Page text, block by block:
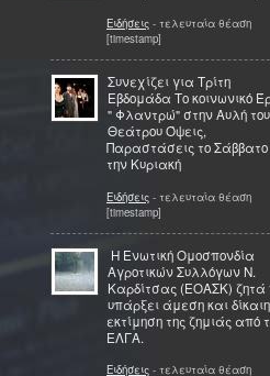
Ειδήσεις - τελευταία θέαση
[timestamp]
Συνεχίζει για Tρίτη
Eβδομάδα Το κοινωνικό
" Φλαντρώ" στην Αυλή του
Θεάτρου Όψεις,
Παραστάσεις το Σάββατο
την Κυριακή
Ειδήσεις - τελευταία θέαση
[timestamp]
Η Ενωτική Ομοσπονδία
Αγροτικών Συλλόγων Ν.
Καρδίτσας (ΕΟΑΣΚ) ζητά
υπάρξει άμεση και δίκαιη
εκτίμηση της ζημιάς από
ΕΛΓΑ.
Ειδήσεις - τελευταία θέαση